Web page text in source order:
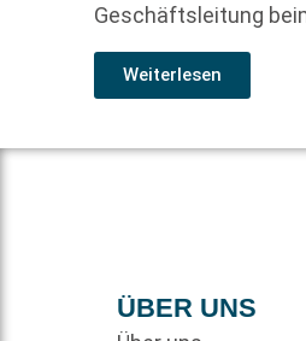
Geschäftsleitung
Weiterlesen
ÜBER UNS